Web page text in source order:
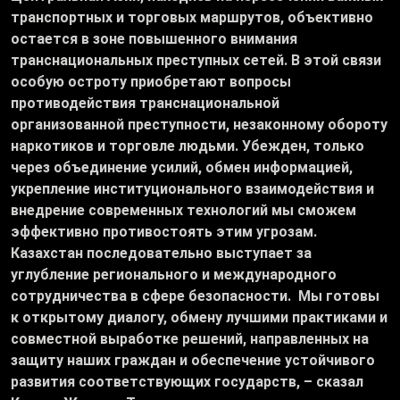
транспортных и торговых маршрутов, объективно
остается в зоне повышенного внимания
транснациональных преступных сетей. В этой связи
особую остроту приобретают вопросы
противодействия транснациональной
организованной преступности, незаконному обороту
наркотиков и торговле людьми. Убежден, только
через объединение усилий, обмен информацией,
укрепление институционального взаимодействия и
внедрение современных технологий мы сможем
эффективно противостоять этим угрозам.
Казахстан последовательно выступает за
углубление регионального и международного
сотрудничества в сфере безопасности. Мы готовы
к открытому диалогу, обмену лучшими практиками и
совместной выработке решений, направленных на
защиту наших граждан и обеспечение устойчивого
развития соответствующих государств, – сказал